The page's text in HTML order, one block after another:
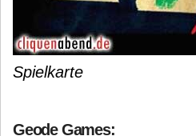
Spielkarte
Geode Games: